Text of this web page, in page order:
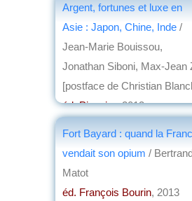
Argent, fortunes et luxe en
Asie : Japon, Chine, Inde /
Jean-Marie Bouissou,
Jonathan Siboni, Max-Jean
[postface de Christian
éd. Picquier, 2013
Fort Bayard : quand la
vendait son opium /
Matot
éd. François Bourin, 2013